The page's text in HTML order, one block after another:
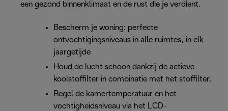
een gezond binnenklimaat en de rust die je verdient.
Bescherm je woning: perfecte
ontvochtigingsniveaus in alle ruimtes, in elk
jaargetijde
Houd de lucht schoon dankzij de actieve
koolstoffilter in combinatie met het stoffilter.
Regel de kamertemperatuur en het
vochtigheidsniveau via het LCD-